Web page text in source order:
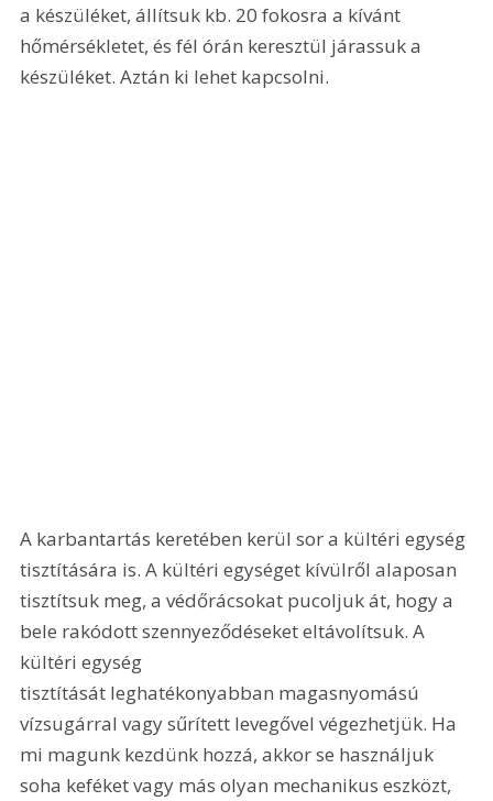
a készüléket, állítsuk kb. 20 fokosra a kívánt
hőmérsékletet, és fél órán keresztül járassuk a
készüléket. Aztán ki lehet kapcsolni.
A karbantartás keretében kerül sor a kültéri egység
tisztítására is. A kültéri egységet kívülről alaposan
tisztítsuk meg, a védőrácsokat pucoljuk át, hogy a
bele rakódott szennyeződéseket eltávolítsuk. A
kültéri egység
tisztítását leghatékonyabban magasnyomású
vízsugárral vagy sűrített levegővel végezhetjük. Ha
mi magunk kezdünk hozzá, akkor se használjuk
soha keféket vagy más olyan mechanikus eszközt,